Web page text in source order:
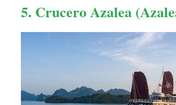
5. Crucero Azalea (